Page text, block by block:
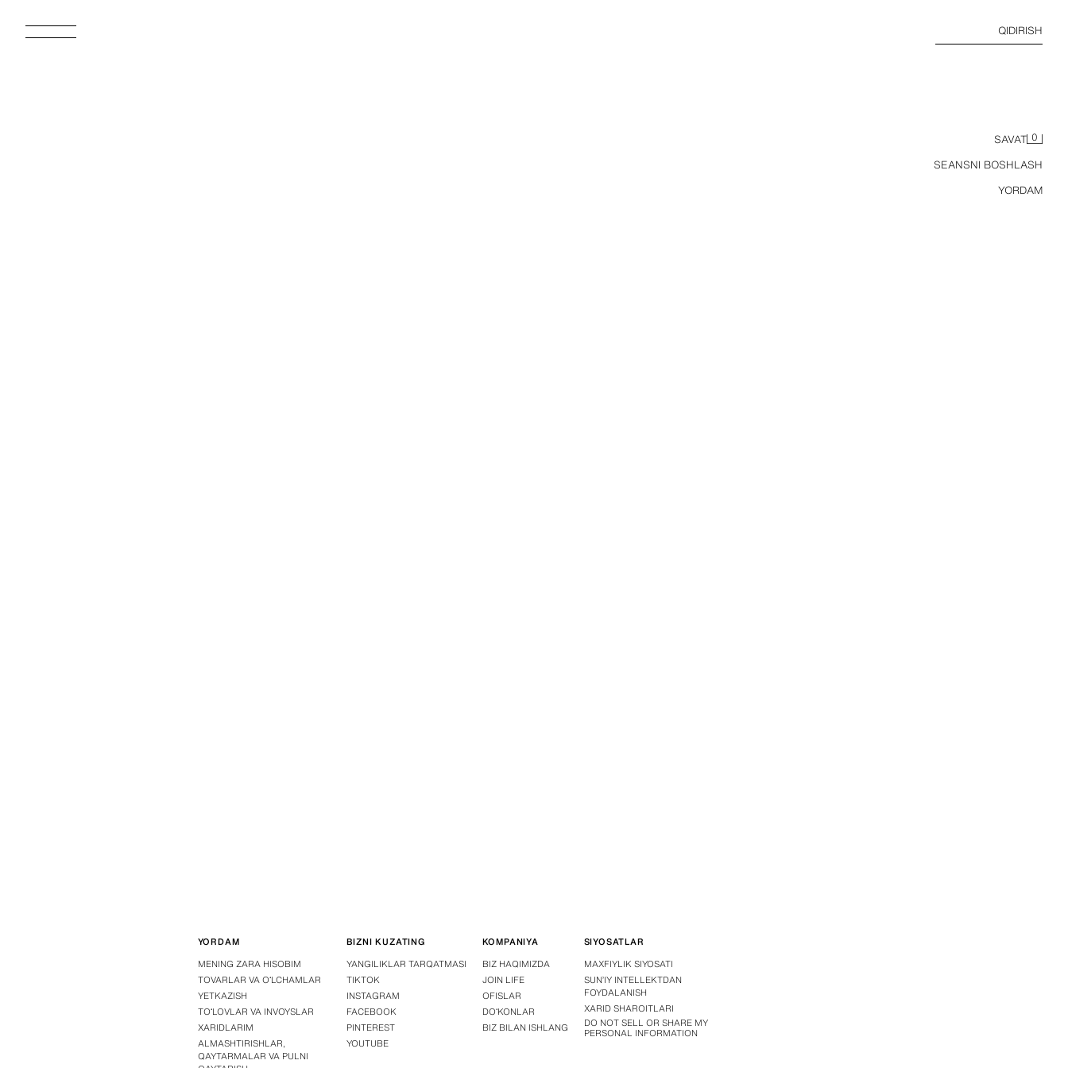
QIDIRISH
SAVAT 0
SEANSNI BOSHLASH
YORDAM
YORDAM
MENING ZARA HISOBIM
TOVARLAR VA OʻLCHAMLAR
YETKAZISH
TOʻLOVLAR VA INVOYSLAR
XARIDLARIM
ALMASHTIRISHLAR,
QAYTARMALAR VA PULNI
BIZNI KUZATING
YANGILIKLAR TARQATMASI
TIKTOK
INSTAGRAM
FACEBOOK
PINTEREST
YOUTUBE
KOMPANIYA
BIZ HAQIMIZDA
JOIN LIFE
OFISLAR
DOʻKONLAR
BIZ BILAN ISHLANG
SIYOSATLAR
MAXFIYLIK SIYOSATI
SUN’IY INTELLEKTDAN
FOYDALANISH
XARID SHAROITLARI
DO NOT SELL OR SHARE MY
PERSONAL INFORMATION